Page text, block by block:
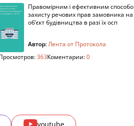
Правомірним і ефективним
захисту речових прав замовника на
об’єкт будівництва в разі їх осп
Автор:Лента от Протокола
363Коментарии:0
youtube